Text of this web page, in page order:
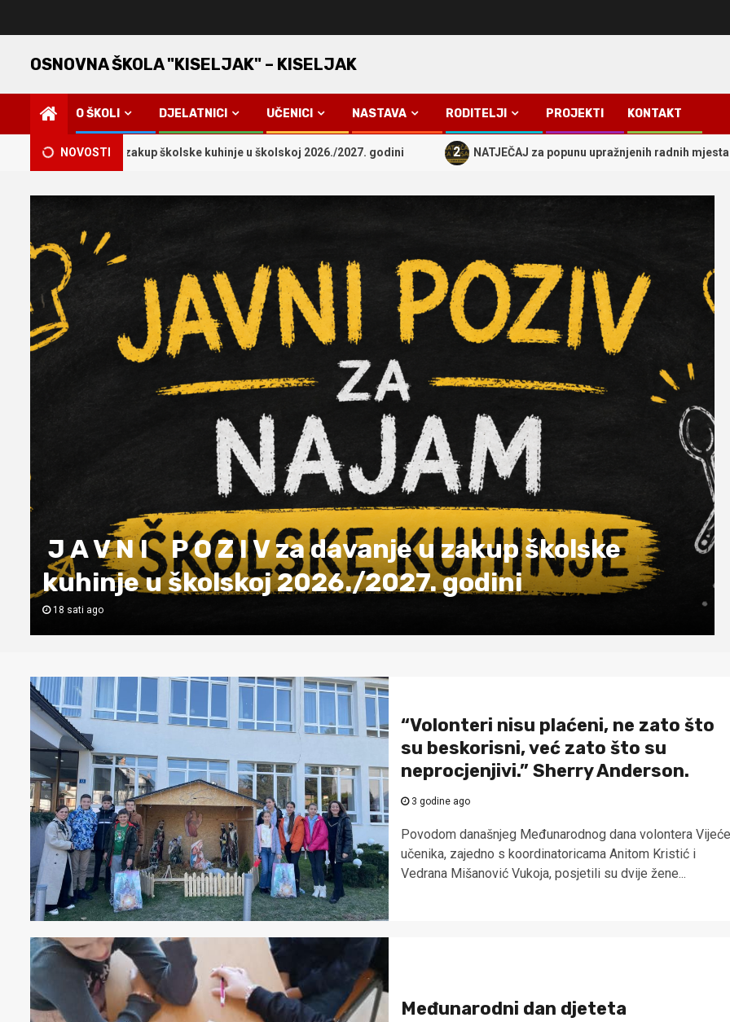
OSNOVNA ŠKOLA "KISELJAK" – KISELJAK
O ŠKOLI DJELATNICI UČENICI NASTAVA RODITELJI PROJEKTI KONTAKT
NOVOSTI
u zakup školske kuhinje u školskoj 2026./2027. godini 2 NATJEČAJ za popunu upražnjenih radnih mjesta u školskoj
NATJEČAJ za popunu upražnjenih radnih mjesta u
školskoj 2026./2027. godini (kolovoz 2026. godine)
18 sati ago
“Volonteri nisu plaćeni, ne zato što
su beskorisni, već zato što su
neprocjenjivi.” Sherry Anderson.
3 godine ago
Povodom današnjeg Međunarodnog dana volontera Vijeće
učenika, zajedno s koordinatoricama Anitom Kristić i
Vedrana Mišanović Vukoja, posjetili su dvije žene...
Međunarodni dan djeteta